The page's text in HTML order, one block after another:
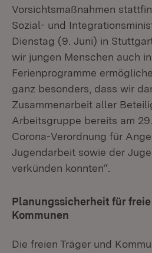
Vorsichtsmaßnahmen
Sozial- und
Dienstag (9. Juni) in
wir jungen Menschen auch
Ferienprogramme
ganz besonders, dass wir
Zusammenarbeit aller
Arbeitsgruppe bereits am
Corona-Verordnung für
Jugendarbeit sowie der
verkünden konnten“.
Planungssicherheit für freie
Kommunen
Die freien Träger und